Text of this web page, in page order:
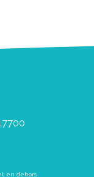
en dehors